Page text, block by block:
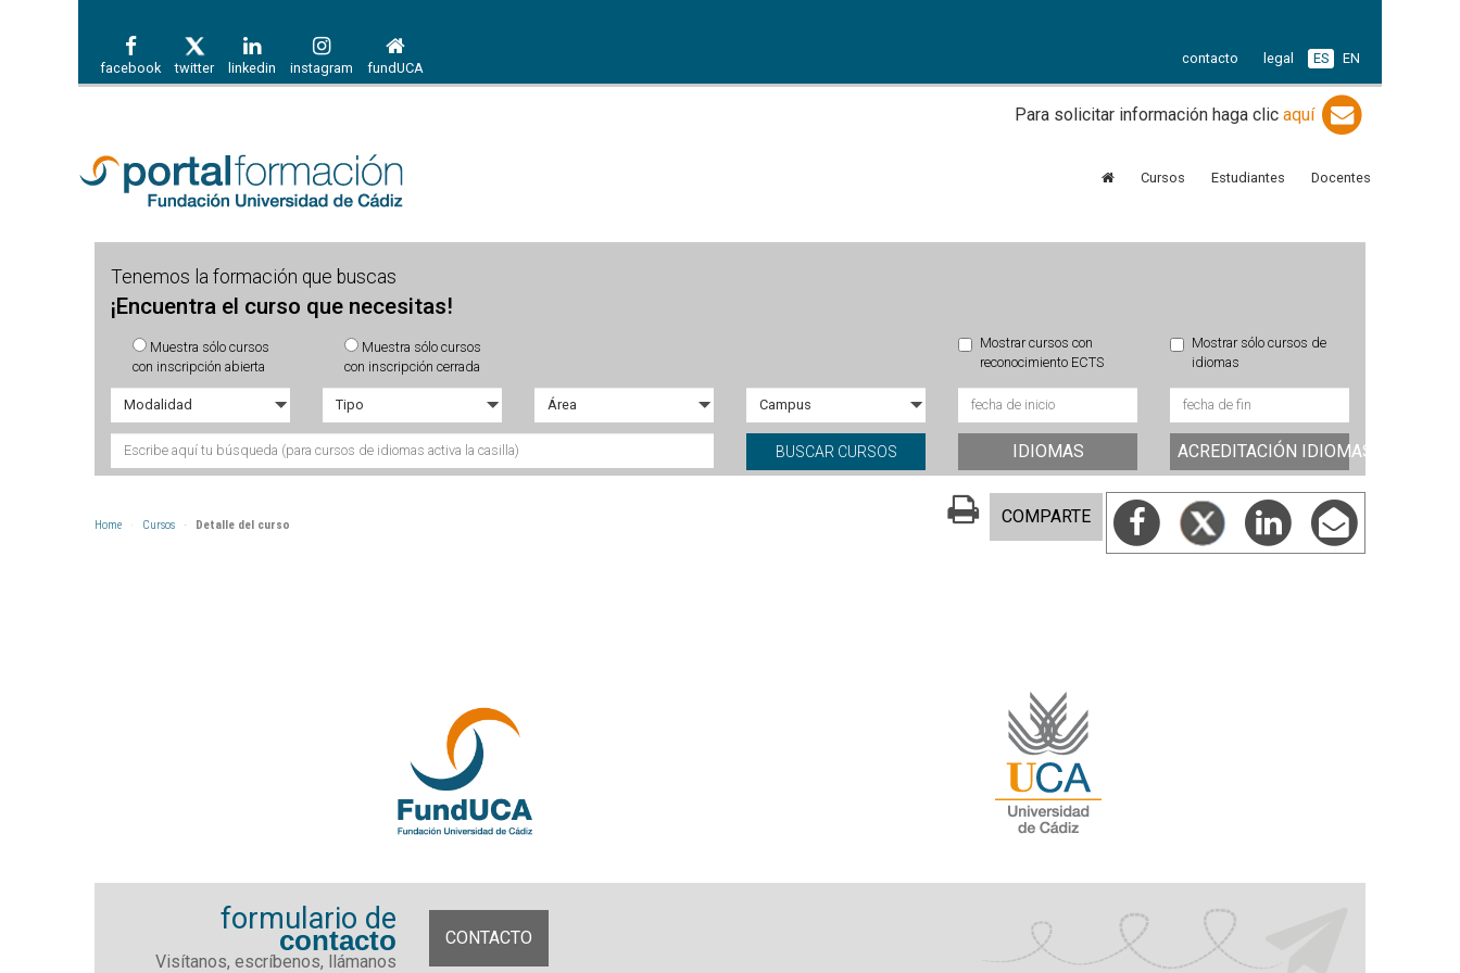
facebook twitter linkedin instagram fundUCA
contacto legal ES EN
Para solicitar información haga clicaquí
Cursos Estudiantes Docentes
Tenemos la formación que buscas
¡Encuentra el curso que necesitas!
Muestra sólo cursos
con inscripción abierta
Muestra sólo cursos
con inscripción cerrada
Mostrar cursos con
reconocimiento ECTS
Mostrar sólo cursos de
idiomas
IDIOMAS ACREDITACIÓN IDIOMAS
Home Cursos Detalle del curso COMPARTE
formulario de
contacto
Visítanos, escríbenos, llámanos
CONTACTO